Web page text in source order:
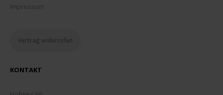
Impressum
Vertrag widerrufen
KONTAKT